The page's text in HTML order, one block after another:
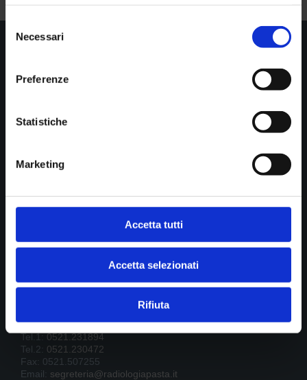
Selezione
delNecessari
Preferenze
Statistiche
Marketing
Accetta tutti
Accetta selezionati
Rifiuta

Diagnostica per immagini
Privacy
P.IVA 01902390341
Tel.1:0521.231894
Tel.2: 0521.230472
Fax: 0521.507255
Email: segreteria@radiologiapasta.it